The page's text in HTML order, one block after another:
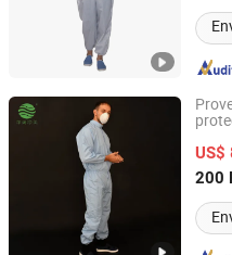
US$
200
Suzhou Jingshang Jingmei
Jiangsu, China